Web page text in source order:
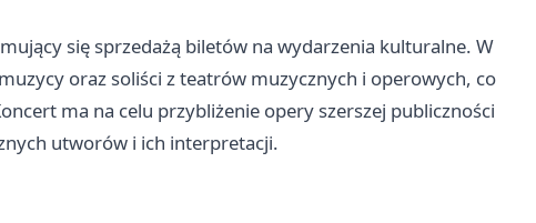
się sprzedażą biletów na wydarzenia kulturalne. W
oraz soliści z teatrów muzycznych i operowych, co
ma na celu przybliżenie opery szerszej publiczności
utworów i ich interpretacji.